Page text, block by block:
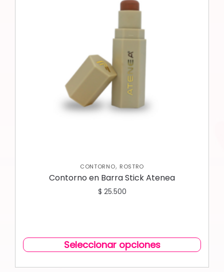
CONTORNO, ROSTRO
Contorno en Barra Stick Atenea
$ 25.500
Seleccionar opciones